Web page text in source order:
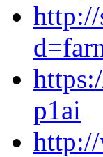
http://
p1ai
http://